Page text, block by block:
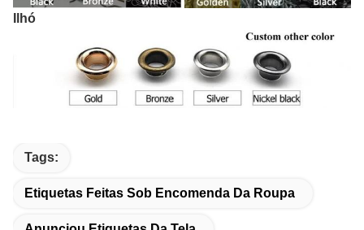
Ilhó
Tags:
Etiquetas Feitas Sob Encomenda Da Roupa